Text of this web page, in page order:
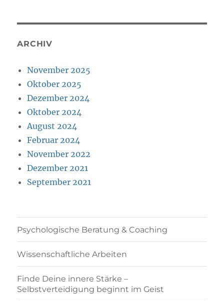
ARCHIV
November 2025
Oktober 2025
Dezember 2024
Oktober 2024
August 2024
Februar 2024
November 2022
Dezember 2021
September 2021
Psychologische Beratung & Coaching
Wissenschaftliche Arbeiten
Finde Deine innere Stärke –
Selbstverteidigung beginnt im Geist